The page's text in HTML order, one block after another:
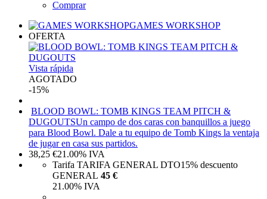
Comprar
GAMES WORKSHOP
OFERTA
Vista rápida
AGOTADO
-15%
BLOOD BOWL: TOMB KINGS TEAM PITCH &
DUGOUTSUn campo de dos caras con banquillos a juego
para Blood Bowl. Dale a tu equipo de Tomb Kings la ventaja
de jugar en casa sus partidos.
38,25 €21.00% IVA
Tarifa TARIFA GENERAL DTO15% descuento
GENERAL 45 €
21.00% IVA